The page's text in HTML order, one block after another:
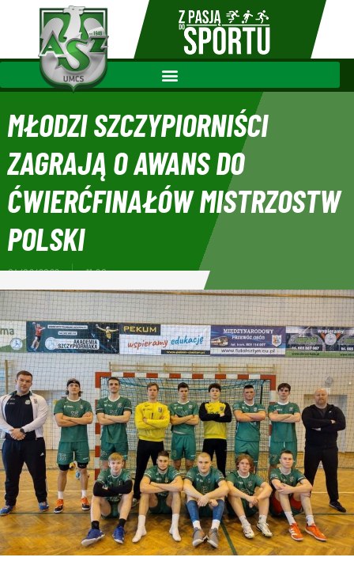
MŁODZI SZCZYPIORNIŚCI
ZAGRAJĄ O AWANS DO
ĆWIERĆFINAŁÓW MISTRZOSTW
POLSKI
04/02/2022 11:20